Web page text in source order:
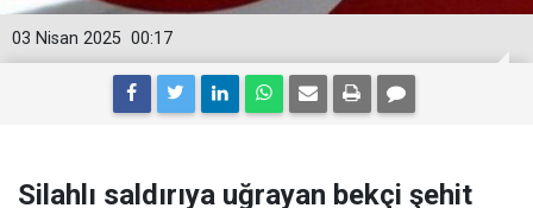
00:17
03 Nisan 2025
Silahlı saldırıya uğrayan bekçi şehit